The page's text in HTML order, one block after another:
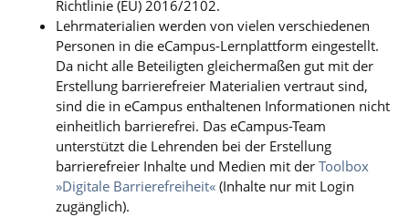
Richtlinie (EU) 2016/2102.
Lehrmaterialien werden von vielen verschiedenen
Personen in die eCampus-Lernplattform eingestellt.
Da nicht alle Beteiligten gleichermaßen gut mit der
Erstellung barrierefreier Materialien vertraut sind,
sind die in eCampus enthaltenen Informationen nicht
einheitlich barrierefrei. Das eCampus-Team
unterstützt die Lehrenden bei der Erstellung
barrierefreier Inhalte und Medien mit der Toolbox
»Digitale Barrierefreiheit« (Inhalte nur mit Login
zugänglich).